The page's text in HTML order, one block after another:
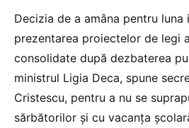
Decizia de a amâna pentru luna
prezentarea proiectelor de legi
consolidate după dezbaterea
ministrul Ligia Deca, spune
Cristescu, pentru a nu se
sărbătorilor și cu vacanța